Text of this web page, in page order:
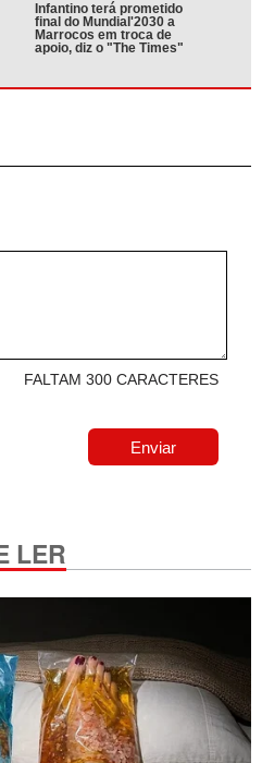
Infantino terá prometido
final do Mundial'2030 a
Marrocos em troca de
apoio, diz o "The Times"
FALTAM 300 CARACTERES